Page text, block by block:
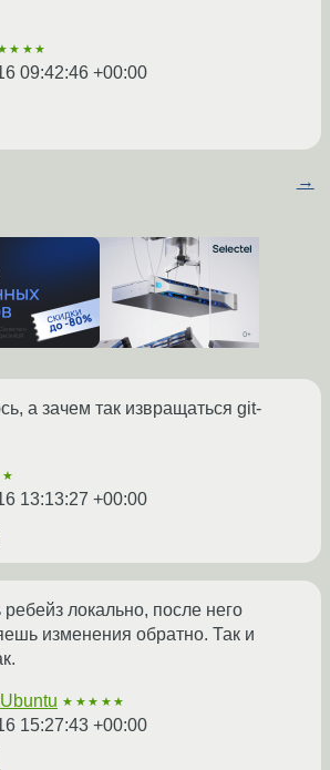
09:42:46 +00:00
→
а зачем так извращаться git-
13:13:27 +00:00
локально, после него
изменения обратно. Так и
★★★★★
15:27:43 +00:00